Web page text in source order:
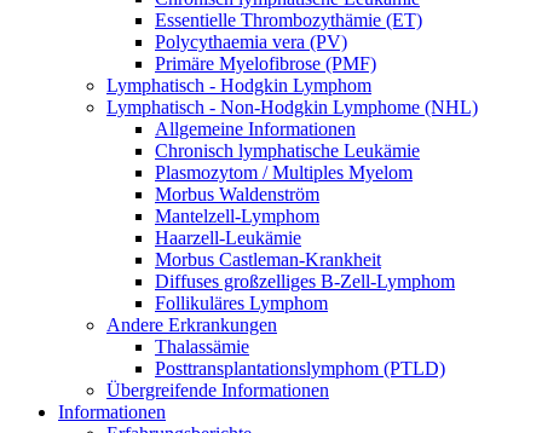
Essentielle Thrombozythämie (ET)
Polycythaemia vera (PV)
Primäre Myelofibrose (PMF)
Lymphatisch - Hodgkin Lymphom
Lymphatisch - Non-Hodgkin Lymphome (NHL)
Allgemeine Informationen
Chronisch lymphatische Leukämie
Plasmozytom / Multiples Myelom
Morbus Waldenström
Mantelzell-Lymphom
Haarzell-Leukämie
Morbus Castleman-Krankheit
Diffuses großzelliges B-Zell-Lymphom
Follikuläres Lymphom
Andere Erkrankungen
Thalassämie
Posttransplantationslymphom (PTLD)
Übergreifende Informationen
Informationen